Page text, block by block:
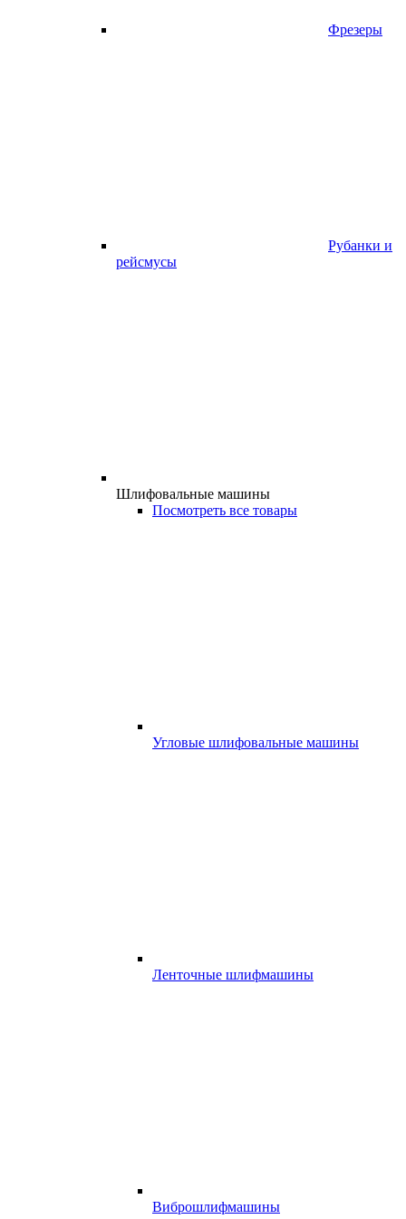
Фрезеры
Рубанки и
рейсмусы
Шлифовальные машины
Посмотреть все товары
Угловые шлифовальные машины
Ленточные шлифмашины
Виброшлифмашины